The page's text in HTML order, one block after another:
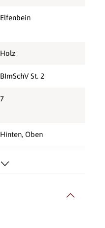
Elfenbein
Holz
BImSchV St. 2
7
Hinten, Oben